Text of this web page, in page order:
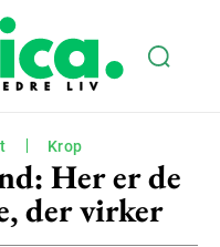
Krop
Her er de
der virker